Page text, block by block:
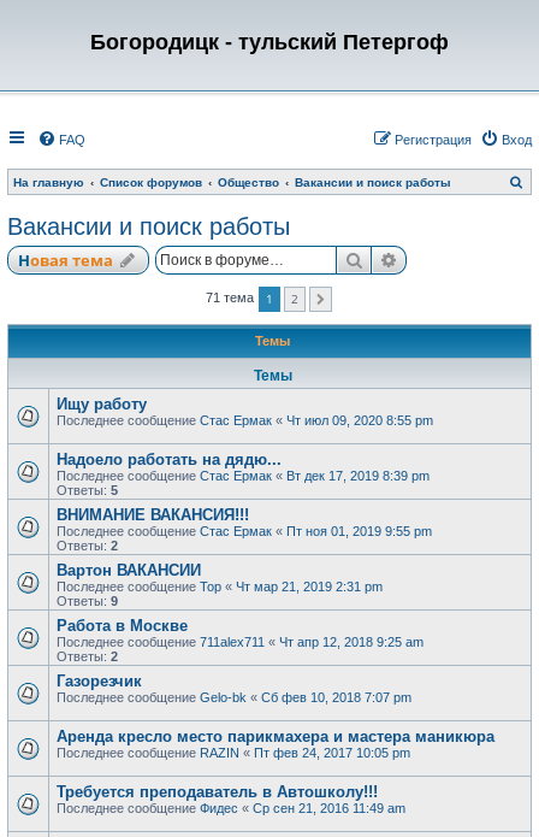
Богородицк - тульский Петергоф
FAQ Вход
Регистрация
На главную Список форумов Общество Вакансии и поиск работы
о
Вакансии и поиск работы
Новая тема ПоискРасширенный
71 тема 1 2
Темы
Темы
Ищу работу
Последнее сообщение Стас Ермак « Чт июл 09, 2020 8:55 pm
Надоело работать на дядю...
Последнее сообщение Стас Ермак « Вт дек 17, 2019 8:39 pm
Ответы: 5
ВНИМАНИЕ ВАКАНСИЯ!!!
Последнее сообщение Стас Ермак « Пт ноя 01, 2019 9:55 pm
Ответы: 2
Вартон ВАКАНСИИ
Последнее сообщение Тор « Чт мар 21, 2019 2:31 pm
Ответы: 9
Работа в Москве
Последнее сообщение 711alex711 « Чт апр 12, 2018 9:25 am
Ответы: 2
Газорезчик
Последнее сообщение Gelo-bk « Сб фев 10, 2018 7:07 pm
Аренда кресло место парикмахера и мастера маникюра
Последнее сообщение RAZIN « Пт фев 24, 2017 10:05 pm
Требуется преподаватель в Автошколу!!!
Последнее сообщение Фидес « Ср сен 21, 2016 11:49 am